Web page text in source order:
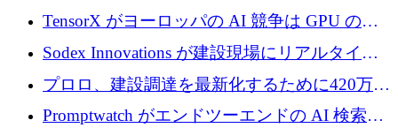
ン対策に 119 万ドルを調達
TensorX がヨーロッパの AI 競争は GPU の所
有者によって決まると考える理由
Sodex Innovations が建設現場にリアルタイム
のインテリジェンスをもたらすために 400 万
ユーロを確保
プロロ、建設調達を最新化するために420万ポ
ンドを調達
Promptwatch がエンドツーエンドの AI 検索最